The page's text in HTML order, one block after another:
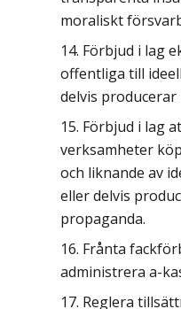
moraliskt
Förbjud i lag
offentliga till
delvis
Förbjud i lag
verksamheter
och liknande av
eller delvis
propaganda.
Frånta
administrera a-
Reglera